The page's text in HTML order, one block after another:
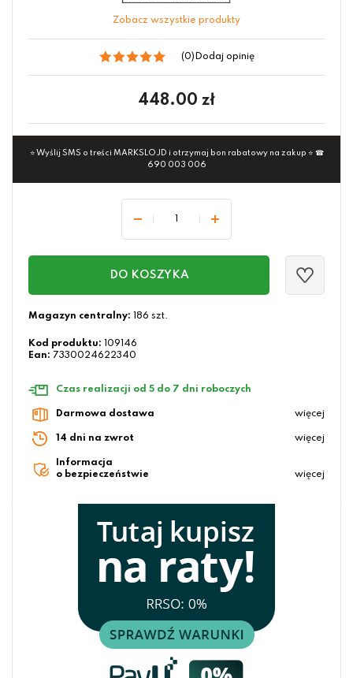
Zobacz wszystkie produkty
(0) Dodaj opinię
448.00 zł
⭐ Wyślij SMS o treści MARKSLOJD i otrzymaj bon rabatowy na zakup ⭐ ☎
690 003 006
DO KOSZYKA
Magazyn centralny: 186 szt.
Kod produktu:
109146
Ean: 7330024622340
Czas realizacji od 5 do 7 dni roboczych
Darmowa dostawa więcej
14 dni na zwrot więcej
Informacja
o bezpieczeństwie
więcej